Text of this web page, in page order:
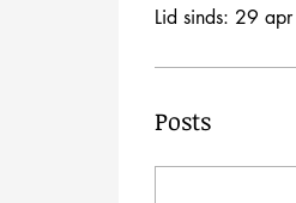
Lid sinds: 29
Posts